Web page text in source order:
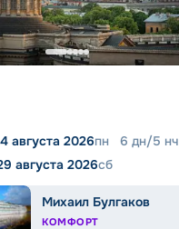
августа 2026пн 6 дн/5 нч
августа 2026сб
Михаил Булгаков
КОМФОРТ